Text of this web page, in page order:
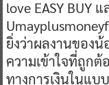
love EASY BUY
ยิ่งว่าผลงานของ
ความเข้าใจที่ถูกต้
ทางการเงินในแ